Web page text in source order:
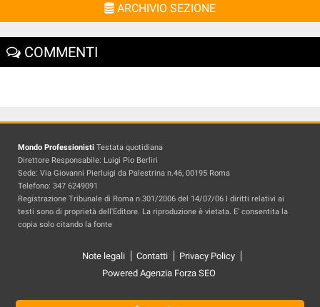
ARCHIVIO SEZIONE
COMMENTI
Mondo Professionisti Testata quotidiana
Direttore Responsabile: Luigi Pio Berliri
Sede: Via Giovanni Pierluigi da Palestrina n.46, 00195 Roma
Telefono: 347 6249091
Registrazione Tribunale di Roma n.301/2006 del 14/07/06 I diritti relativi ai
testi sono di proprietà dell'Editore. La riproduzione è vietata. E' consentita la
copia solo citando la fonte
Note legali Contatti
Privacy Policy
Powered Agenzia Forza SEO